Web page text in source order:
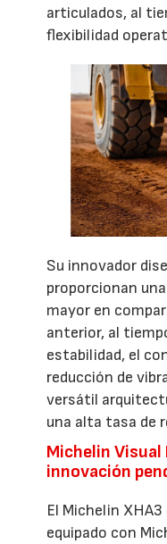
articulados, al
flexibilidad
Su innovador
proporcionan
mayor en
anterior, al
estabilidad, el
reducción de
versátil
una alta tasa de
Michelin
innovación
El Michelin
equipado con